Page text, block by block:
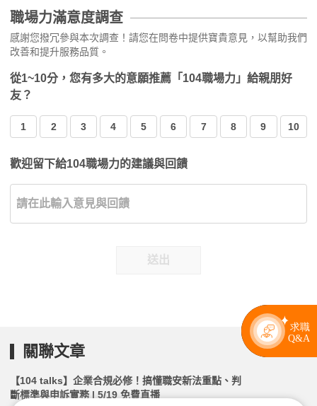
職場力滿意度調查
感謝您撥冗參與本次調查！請您在問卷中提供寶貴意見，以幫助我們
改善和提升服務品質。
從1~10分，您有多大的意願推薦「104職場力」給親朋好
友？
1 2 3 4 5 6 7 8 9 10
歡迎留下給104職場力的建議與回饋
送出
關聯文章
【104 talks】企業合規必修！搞懂職安新法重點、判
斷標準與申訴實務 | 5/19 免費直播